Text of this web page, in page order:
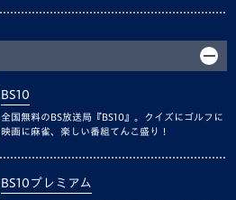
BS10
全国無料のBS放送局『BS10』。クイズにゴルフに
映画に麻雀、楽しい番組てんこ盛り！
BS10プレミアム